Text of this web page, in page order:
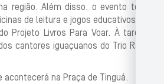
região. Além disso, o evento terá o
de leitura e jogos educativos para
Projeto Livros Para Voar. À tarde, a
cantores iguaçuanos do Trio Rafael
acontecerá na Praça de Tinguá.